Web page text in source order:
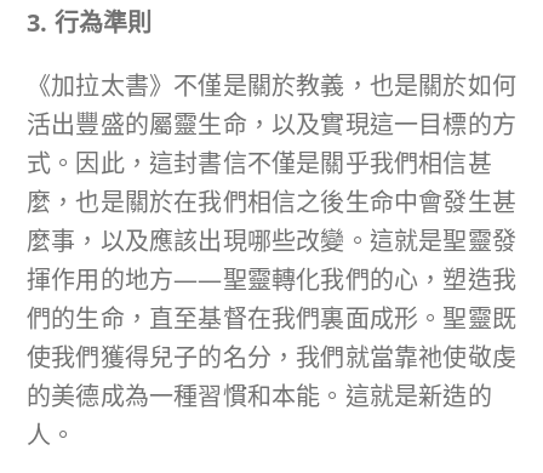
3. 行為準則
《加拉太書》不僅是關於教義，也是關於如何
活出豐盛的屬靈生命，以及實現這一目標的方
式。因此，這封書信不僅是關乎我們相信甚
麼，也是關於在我們相信之後生命中會發生甚
麼事，以及應該出現哪些改變。這就是聖靈發
揮作用的地方——聖靈轉化我們的心，塑造我
們的生命，直至基督在我們裏面成形。聖靈既
使我們獲得兒子的名分，我們就當靠祂使敬虔
的美德成為一種習慣和本能。這就是新造的
人。